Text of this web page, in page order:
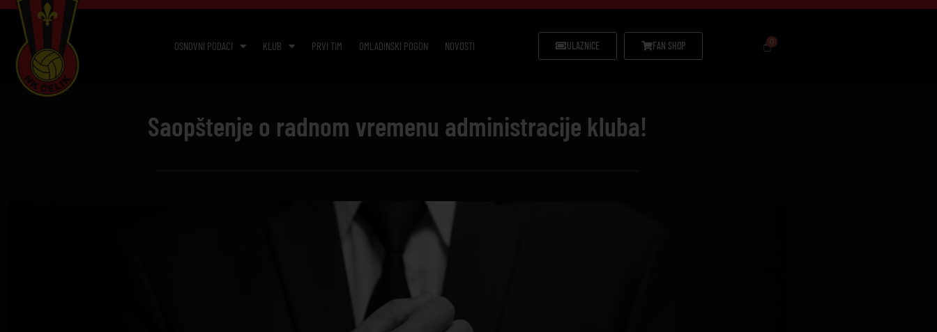
OSNOVNI PODACI KLUB PRVI TIM OMLADINSKI POGON NOVOSTI ULAZNICE FAN SHOP
Saopštenje o radnom vremenu administracije kluba!